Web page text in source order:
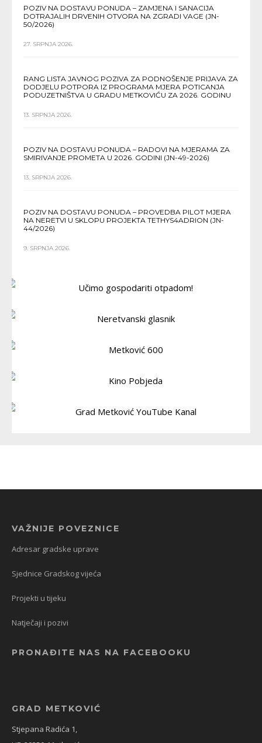
POZIV NA DOSTAVU PONUDA – ZAMJENA I SANACIJA
DOTRAJALIH DRVENIH OTVORA NA ZGRADI VAGE (JN-
50/2026)
27. SRPNJA 2026.
RANG LISTA JAVNOG POZIVA ZA PODNOŠENJE PRIJAVA ZA
DODJELU POTPORA IZ PROGRAMA MJERA POTICANJA
PODUZETNIŠTVA U GRADU METKOVIĆU ZA 2026. GODINU
13. SRPNJA 2026.
POZIV NA DOSTAVU PONUDA – RADOVI NA MJERAMA ZA
SMIRIVANJE PROMETA U 2026. GODINI (JN-49-2026)
13. SRPNJA 2026.
POZIV NA DOSTAVU PONUDA – PROVEDBA PILOT MJERA
NA NERETVI U SKLOPU PROJEKTA TETHYS4ADRION (JN-
44/2026)
9. SRPNJA 2026.
VAŽNIJE POVEZNICE
Adresar gradske uprave
Sjednice Gradskog vijeća
Projekti u tijeku
Natječaji i pozivi
PRONAĐITE NAS NA FACEBOOKU
GRAD METKOVIĆ
Stjepana Radića 1,